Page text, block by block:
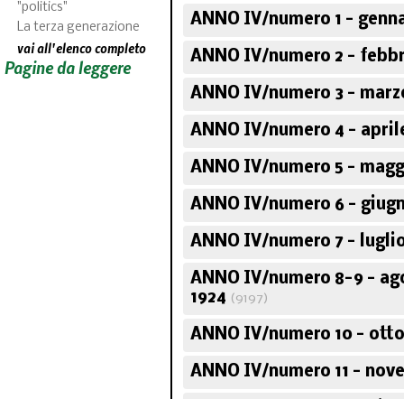
"politics"
La terza generazione
vai all'elenco completo
Pagine da leggere
ANNO IV/numero 1 -
ANNO IV/numero 2 -
ANNO IV/numero 3 -
ANNO IV/numero 4 -
ANNO IV/numero 5 -
ANNO IV/numero 6 -
ANNO IV/numero 7 -
ANNO IV/numero 8-9 -
1924 (9197)
ANNO IV/numero 10 -
ANNO IV/numero 11 -